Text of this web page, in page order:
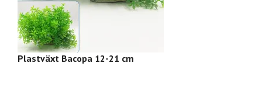
Plastväxt Bacopa 12-21 cm